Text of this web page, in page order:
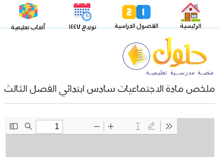
الرئيسية الفصول الدراسية توزيع ١٤٤٧ ألعاب تعليمية
ملخص مادة الاجتماعيات سادس ابتدائي الفصل الثالث